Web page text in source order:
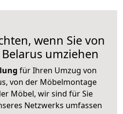
wenn Sie von
umziehen
für Ihren Umzug von
von der Möbelmontage
Möbel, wir sind für Sie
Netzwerks umfassen